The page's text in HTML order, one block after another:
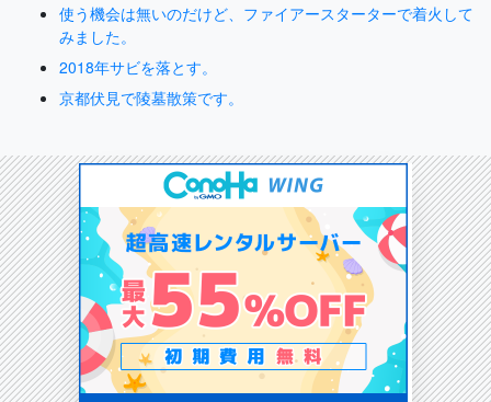
使う機会は無いのだけど、ファイアースターターで着火して
みました。
2018年サビを落とす。
京都伏見で陵墓散策です。